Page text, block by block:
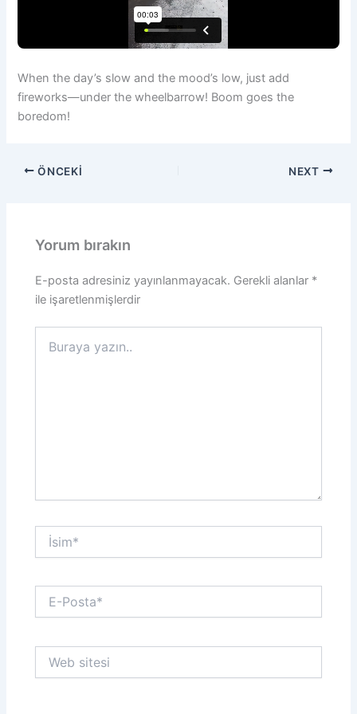
When the day’s slow and the mood’s low, just add
fireworks—under the wheelbarrow! Boom goes the
boredom!
ÖNCEKI NEXT
Yorum bırakın
E-posta adresiniz yayınlanmayacak. Gerekli alanlar *
ile işaretlenmişlerdir
yazın..
İsim*
Posta*
sitesi